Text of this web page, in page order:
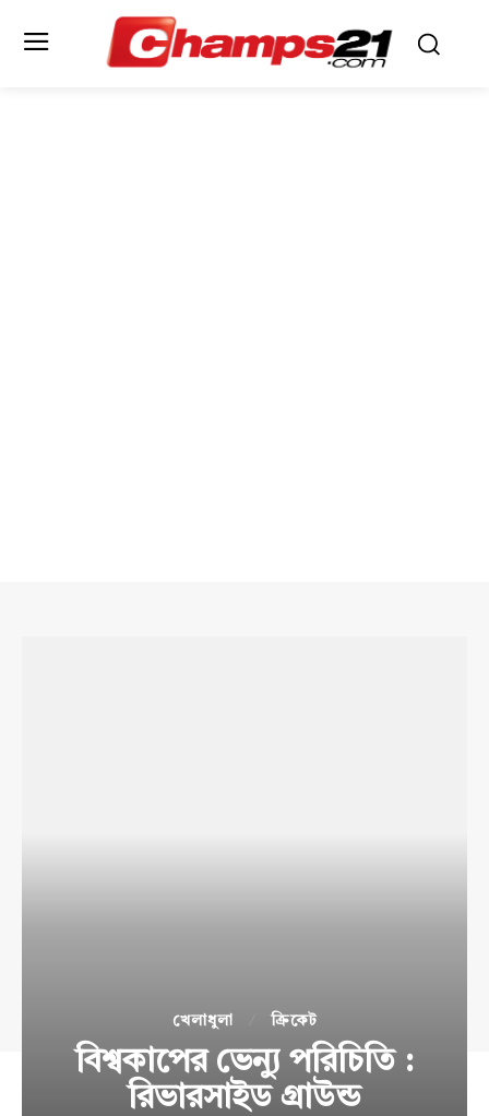
খেলাধুলা ক্রিকেট
বিশ্বকাপের ভেন্যু পরিচিতি :
রিভারসাইড গ্রাউন্ড